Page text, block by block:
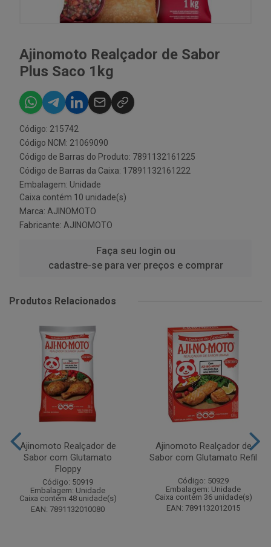
Ajinomoto Realçador de Sabor
Plus Saco 1kg
Código: 215742
Código NCM: 21069090
Código de Barras do Produto: 7891132161225
Código de Barras da Caixa: 17891132161222
Embalagem: Unidade
Caixa contém 10 unidade(s)
Marca: AJINOMOTO
Fabricante: AJINOMOTO
Faça seu login ou
cadastre-se para ver preços e comprar
Produtos Relacionados
Ajinomoto Realçador de
Sabor com Glutamato
Floppy
Código: 50919
Embalagem: Unidade
Caixa contém 48 unidade(s)
EAN: 7891132010080
Ajinomoto Realçador de
Sabor com Glutamato Refil
Código: 50929
Embalagem: Unidade
Caixa contém 36 unidade(s)
EAN: 7891132012015